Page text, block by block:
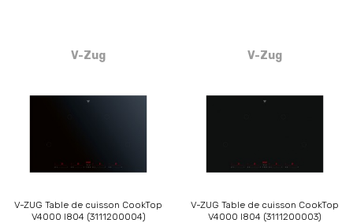
V-Zug
V-ZUG Table de cuisson CookTop
V4000 I804 (3111200004)
V-Zug
V-ZUG Table de cuisson CookTop
V4000 I804 (3111200003)